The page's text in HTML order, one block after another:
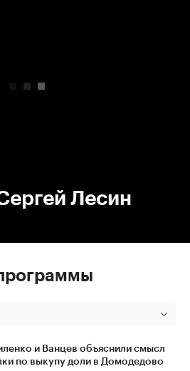
Лесин
и Ванцев объяснили смысл
по выкупу доли в Домодедово